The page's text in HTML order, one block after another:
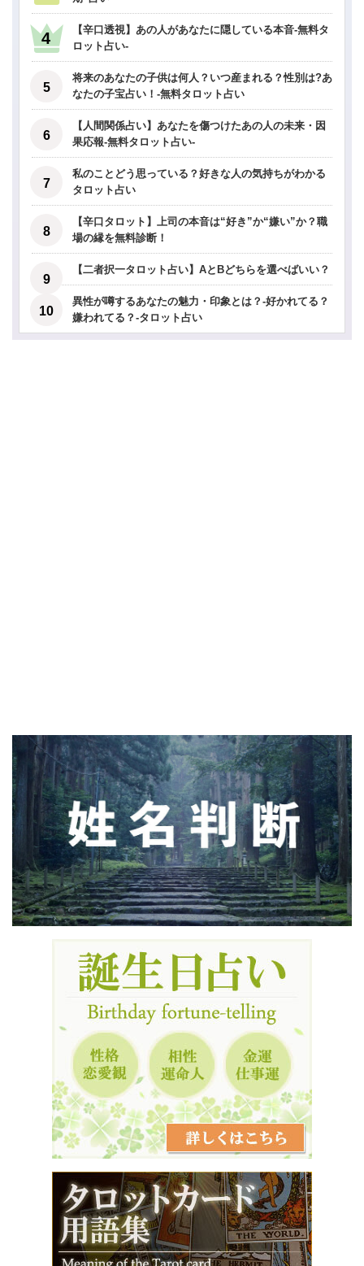
【辛口透視】あの人があなたに隠している本音-無料タ
ロット占い-
将来のあなたの子供は何人？いつ産まれる？性別は?あ
なたの子宝占い！-無料タロット占い
【人間関係占い】あなたを傷つけたあの人の未来・因
果応報-無料タロット占い-
私のことどう思っている？好きな人の気持ちがわかる
タロット占い
【辛口タロット】上司の本音は“好き”か“嫌い”か？職
場の縁を無料診断！
【二者択一タロット占い】AとBどちらを選べばいい？
異性が噂するあなたの魅力・印象とは？-好かれてる？
嫌われてる？-タロット占い